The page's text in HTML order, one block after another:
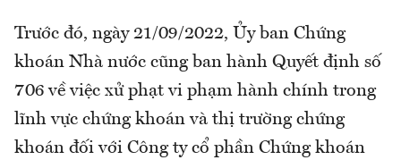
Trước đó, ngày 21/09/2022, Ủy ban Chứng
khoán Nhà nước cũng ban hành Quyết định số
706 về việc xử phạt vi phạm hành chính trong
lĩnh vực chứng khoán và thị trường chứng
khoán đối với Công ty cổ phần Chứng khoán